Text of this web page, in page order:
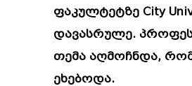
ფაკულტეტზე City
დავასრულე.
თემა აღმოჩნდა,
ეხებოდა.